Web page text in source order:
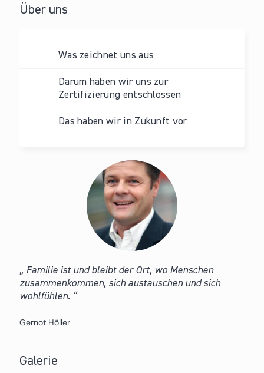
Über uns
Was zeichnet uns aus
Darum haben wir uns zur
Zertifizierung entschlossen
Das haben wir in Zukunft vor
Familie ist und bleibt der Ort, wo Menschen
zusammenkommen, sich austauschen und sich
wohlfühlen.
Gernot Höller
Galerie